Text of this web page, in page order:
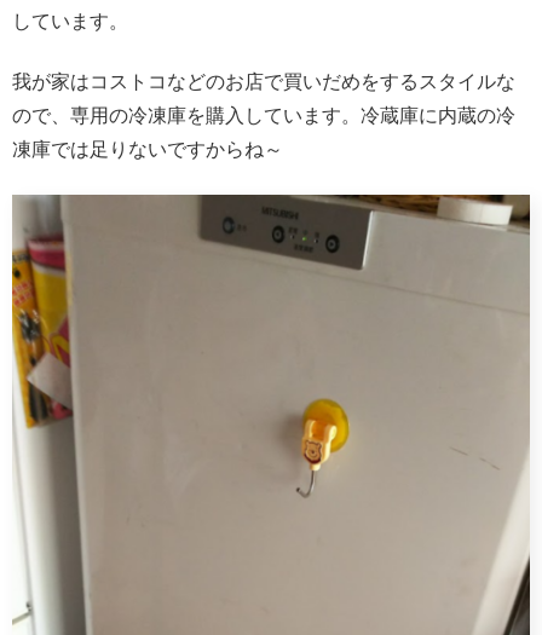
しています。
我が家はコストコなどのお店で買いだめをするスタイルな
ので、専用の冷凍庫を購入しています。冷蔵庫に内蔵の冷
凍庫では足りないですからね～